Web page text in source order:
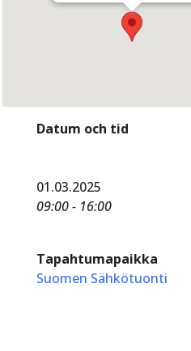
Datum och tid
01.03.2025
09:00 - 16:00
Tapahtumapaikka
Suomen Sähkötuonti